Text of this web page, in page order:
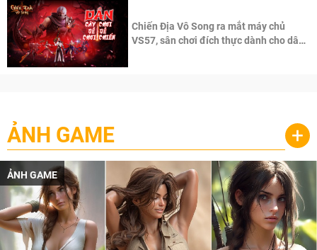
Chiến Địa Vô Song ra mắt máy chủ
VS57, sân chơi đích thực dành cho dân
ẢNH GAME +
ẢNH GAME